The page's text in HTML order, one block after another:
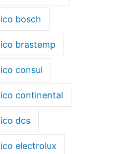
bosch
brastemp
consul
continental
dcs
electrolux